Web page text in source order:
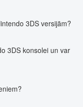
3DS versijām?
3DS konsolei un var